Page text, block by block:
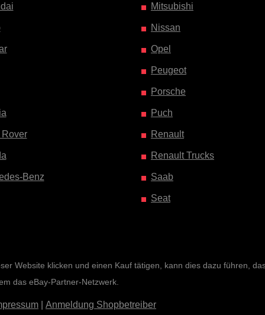
Rover
Benz
Mitsubishi
Nissan
Opel
Peugeot
Porsche
Puch
Renault
Renault Trucks
Saab
Seat
Website klicken und einen Kauf tätigen, kann dies dazu führen,
das eBay-Partner-Netzwerk.
Anmeldung Shopbetreiber